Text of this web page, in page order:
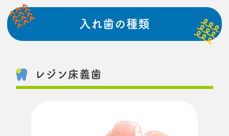
入れ歯の種類
レジン床義歯